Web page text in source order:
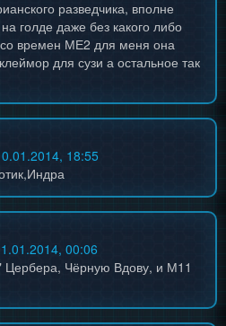
разведчика, вполне
голде даже без какого либо
времен МЕ2 для меня она
для сузи а остальное так
18:55
00:06
Цербера, Чёрную Вдову, и М11